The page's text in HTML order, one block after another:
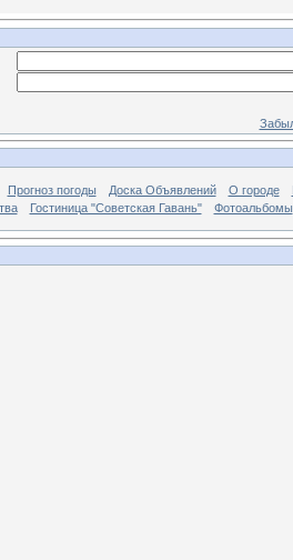
Прогноз погоды Доска Объявлений О городе
Гостиница "Советская Гавань" Фотоальбомы